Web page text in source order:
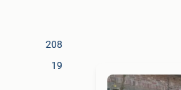
208
19